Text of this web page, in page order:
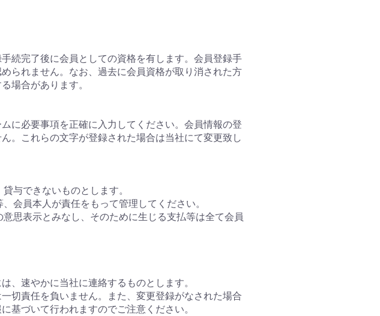
続完了後に会員としての資格を有します。会員登録手
られません。なお、過去に会員資格が取り消された方
場合があります。
に必要事項を正確に入力してください。会員情報の登
。これらの文字が登録された場合は当社にて変更致し
与できないものとします。
会員本人が責任をもって管理してください。
思表示とみなし、そのために生じる支払等は全て会員
、速やかに当社に連絡するものとします。
切責任を負いません。また、変更登録がなされた場合
基づいて行われますのでご注意ください。